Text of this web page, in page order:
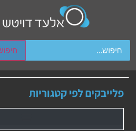
by touch or with swipe gestures.
פלייבקים לפי קטגוריות